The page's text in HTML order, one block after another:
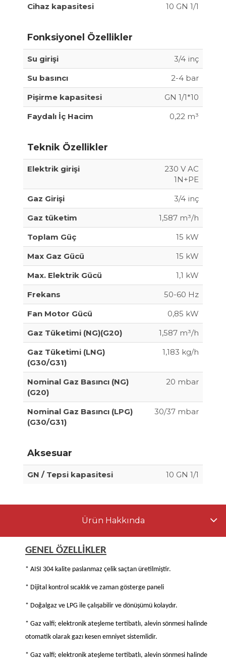
Cihaz kapasitesi
10 GN 1/1
Fonksiyonel Özellikler
Su girişi
3/4 inç
Su basıncı
2-4 bar
Pişirme kapasitesi
GN 1/1*10
Faydalı İç Hacim
0,22 m³
Teknik Özellikler
Elektrik girişi
230 V AC
1N+PE
Gaz Girişi
3/4 inç
Gaz tüketim
1,587 m³/h
Toplam Güç
15 kW
Max Gaz Gücü
15 kW
Max. Elektrik Gücü
1,1 kW
Frekans
50-60 Hz
Fan Motor Gücü
0,85 kW
Gaz Tüketimi (NG)(G20)
1,587 m³/h
Gaz Tüketimi (LNG)
(G30/G31)
1,183 kg/h
Nominal Gaz Basıncı (NG)
(G20)
20 mbar
Nominal Gaz Basıncı (LPG)
(G30/G31)
30/37 mbar
Aksesuar
GN / Tepsi kapasitesi 10 GN 1/1
Ürün Hakkında
GENEL ÖZELLİKLER
* AISI 304 kalite paslanmaz çelik saçtan üretilmiştir.
* Dijital kontrol sıcaklık ve zaman gösterge paneli
* Doğalgaz ve LPG ile çalışabilir ve dönüşümü kolaydır.
* Gaz valfi; elektronik ateşleme tertibatlı, alevin sönmesi halinde
otomatik olarak gazı kesen emniyet sistemlidir.
* Gaz valfi; elektronik ateşleme tertibatlı, alevin sönmesi halinde